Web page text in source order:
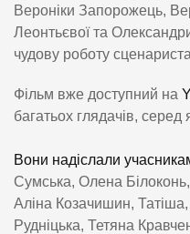
Вероніки Запорожець,
Леонтьєвої та
чудову роботу
Фільм вже доступний на
багатьох глядачів, серед
Вони надіслали
Сумська, Олена
Аліна Козачишин,
Рудніцька, Тетяна